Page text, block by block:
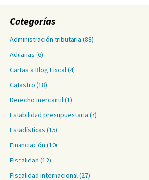
Categorías
Administración tributaria (88)
Aduanas (6)
Cartas a Blog Fiscal(4)
Catastro (18)
Derecho mercantil(1)
Estabilidad presupuestaria (7)
Estadísticas (15)
Financiación (10)
Fiscalidad (12)
Fiscalidad internacional(27)